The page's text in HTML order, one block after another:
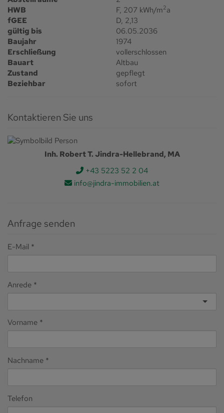
HWB
F, 207 kWh/m2a
fGEE
D, 2,13
gültig bis
06.05.2036
Baujahr
1974
Erschließung
vollerschlossen
Bauart
Altbau
Zustand
gepflegt
Beziehbar
sofort
Kontaktieren Sie uns
Inh. Robert T. Jindra-Hellebrand, MA
+43 5223 52 2 04
info@jindra-immobilien.at
Anfrage senden
E-Mail
Anrede
Vorname
Nachname
Telefon